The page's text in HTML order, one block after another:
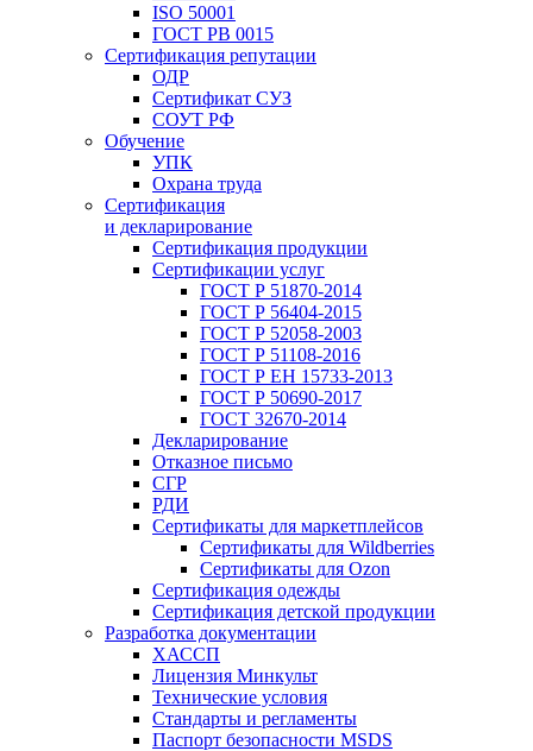
ISO 50001
ГОСТ РВ 0015
Сертификация репутации
ОДР
Сертификат СУЗ
СОУТ РФ
Обучение
УПК
Охрана труда
Сертификация
и декларирование
Сертификация продукции
Сертификации услуг
ГОСТ Р 51870-2014
ГОСТ Р 56404-2015
ГОСТ Р 52058-2003
ГОСТ Р 51108-2016
ГОСТ Р ЕН 15733-2013
ГОСТ Р 50690-2017
ГОСТ 32670-2014
Декларирование
Отказное письмо
СГР
РДИ
Сертификаты для маркетплейсов
Сертификаты для Wildberries
Сертификаты для Ozon
Сертификация одежды
Сертификация детской продукции
Разработка документации
ХАССП
Лицензия Минкульт
Технические условия
Стандарты и регламенты
Паспорт безопасности MSDS